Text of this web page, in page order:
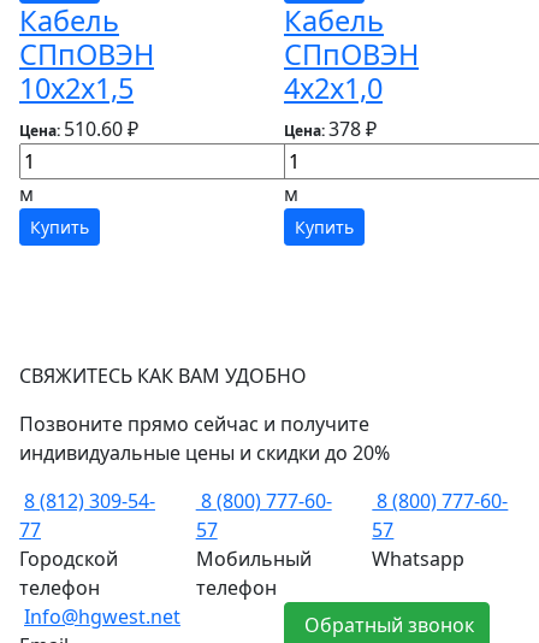
Кабель
СПпОВЭН
10х2х1,5
Цена: 510.60 ₽
м
Купить
Кабель
СПпОВЭН
4х2х1,0
Цена:378 ₽
м
Купить
СВЯЖИТЕСЬ КАК ВАМ УДОБНО
Позвоните прямо сейчас и получите
индивидуальные цены и скидки до 20%
8 (812) 309-54-
77
Городской
телефон
8 (800) 777-60-
57
Мобильный
телефон
8 (800) 777-60-
57
Whatsapp
Info@hgwest.net
Обратный звонок